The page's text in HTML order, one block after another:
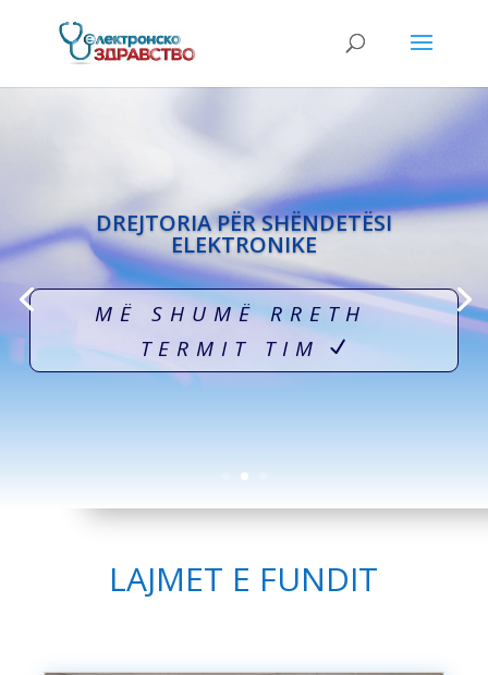
DREJTORIA PËR SHËNDETËSI
ELEKTRONIKE
MË SHUMË RRETH
TERMIT TIM
LAJMET E FUNDIT